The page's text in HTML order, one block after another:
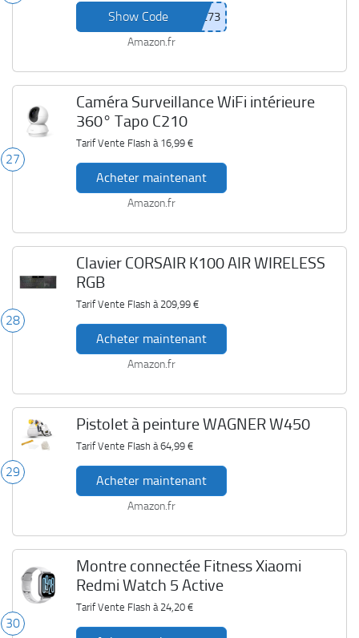
Show Code
Amazon.fr
27
Caméra Surveillance WiFi intérieure
360° Tapo C210
Tarif Vente Flash à 16,99 €
Acheter maintenant
Amazon.fr
28
Clavier CORSAIR K100 AIR WIRELESS
RGB
Tarif Vente Flash à 209,99 €
Acheter maintenant
Amazon.fr
29
Pistolet à peinture WAGNER W450
Tarif Vente Flash à64,99 €
Acheter maintenant
Amazon.fr
30
Montre connectée Fitness Xiaomi
Redmi Watch 5 Active
Tarif Vente Flash à 24,20 €